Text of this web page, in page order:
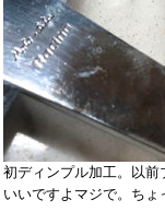
初ディンプル加工。以
いいですよマジで。ちょ